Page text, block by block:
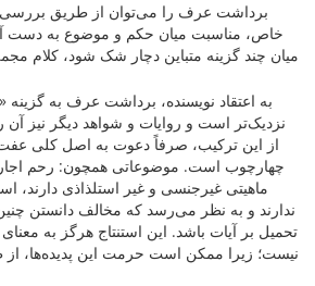
برداشت عرف را می‌توان از طریق بررسی
خاص، مناسبت میان حکم و موضوع به دست
میان چند گزینه‌ متباین‌ دچار شک شود، کلام
به اعتقاد نویسنده، برداشت عرف به
نزدیک‌تر است و روایات و شواهد دیگر نیز آن
از این ترکیب، صرفاً دعوت به اصل کلی
چهارچوب است. موضوعاتی همچون: رحم
ماهیتی غیرجنسی و غیر استلذاذی دارند،
ندارند و به نظر می‌رسد که مخالف دانستن
تحمیل بر آیات باشد. این استنتاج هرگز به
نیست؛ زیرا ممکن است حرمت این پدیده‌ها،